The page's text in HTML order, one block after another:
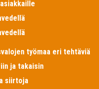
työmaa eri tehtäviä
ja takaisin
siirtoja